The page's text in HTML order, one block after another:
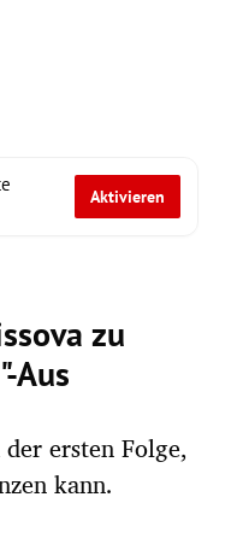
Aktivieren
zu
Aus
ersten Folge,
kann.